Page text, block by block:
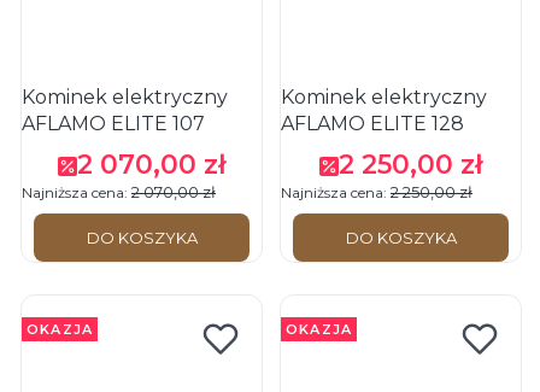
Kominek elektryczny
AFLAMO ELITE 107
Cena promocyjna
2 070,00 zł
Najniższa cena: 2 070,00 zł
DO KOSZYKA
Kominek elektryczny
AFLAMO ELITE 128
Cena promocyjna
2 250,00 zł
Najniższa cena: 2 250,00 zł
DO KOSZYKA
OKAZJA OKAZJA